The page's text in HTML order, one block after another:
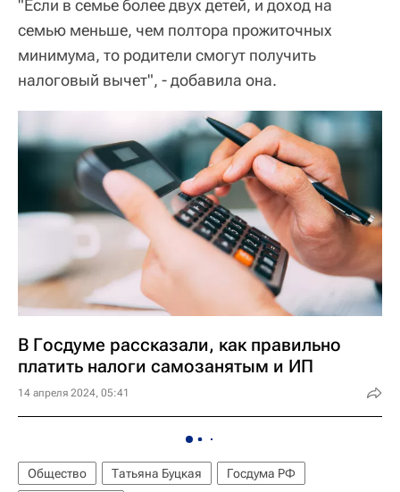
"Если в семье более двух детей, и доход на
семью меньше, чем полтора прожиточных
минимума, то родители смогут получить
налоговый вычет", - добавила она.
В Госдуме рассказали, как правильно
платить налоги самозанятым и ИП
14 апреля 2024, 05:41
Общество Татьяна Буцкая
Госдума РФ